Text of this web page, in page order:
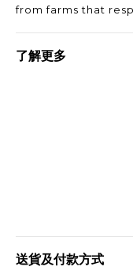
from farms that
了解更多
送貨及付款方式